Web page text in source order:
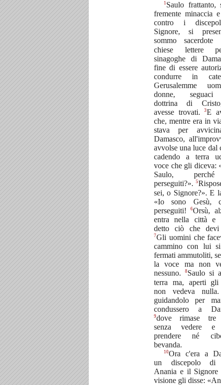
1 Saulo frattanto,
fremente minaccia
contro i
Signore, si
sommo sacerdote
chiese lettere
sinagoghe di
fine di essere
condurre in
Gerusalemme
donne, seguaci
dottrina di
avesse trovati.3E
che, mentre era in
stava per
Damasco,
avvolse una luce
cadendo a terra
voce che gli diceva:
Saulo,
perseguiti?». 5
sei, o Signore?». E
«Io sono Gesù,
perseguiti!6Orsù,
entra nella città e
detto ciò che devi
7Gli uomini che
cammino con lui
fermati ammutoliti,
la voce ma non
nessuno.
8 Saulo si
terra ma, aperti gli
non vedeva
guidandolo per
condussero a
9dove rimase tre
senza vedere e
prendere né
bevanda.
10Ora c'era a
un discepolo di
Anania e il Signore
visione gli disse: